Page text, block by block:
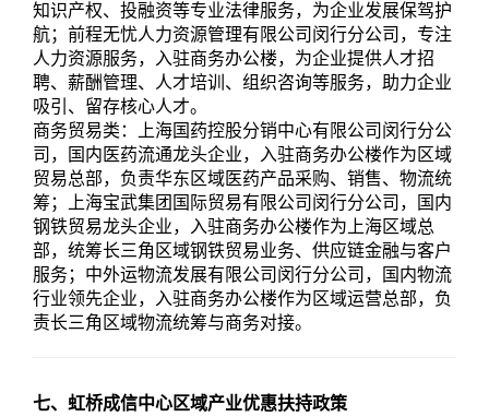
知识产权、投融资等专业法律服务，为企业发展保驾护
航；前程无忧人力资源管理有限公司闵行分公司，专注
人力资源服务，入驻商务办公楼，为企业提供人才招
聘、薪酬管理、人才培训、组织咨询等服务，助力企业
吸引、留存核心人才。
商务贸易类：上海国药控股分销中心有限公司闵行分公
司，国内医药流通龙头企业，入驻商务办公楼作为区域
贸易总部，负责华东区域医药产品采购、销售、物流统
筹；上海宝武集团国际贸易有限公司闵行分公司，国内
钢铁贸易龙头企业，入驻商务办公楼作为上海区域总
部，统筹长三角区域钢铁贸易业务、供应链金融与客户
服务；中外运物流发展有限公司闵行分公司，国内物流
行业领先企业，入驻商务办公楼作为区域运营总部，负
责长三角区域物流统筹与商务对接。
七、虹桥成信中心区域产业优惠扶持政策